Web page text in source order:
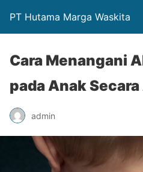
PT Hutama Marga Waskita
Cara Menangani
pada Anak
admin